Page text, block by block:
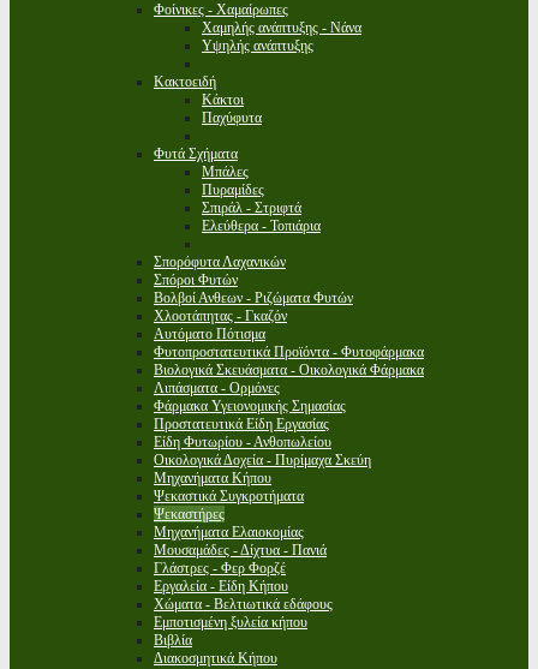
Φοίνικες - Χαμαίρωπες
Χαμηλής ανάπτυξης - Νάνα
Υψηλής ανάπτυξης
Κακτοειδή
Κάκτοι
Παχύφυτα
Φυτά Σχήματα
Μπάλες
Πυραμίδες
Σπιράλ - Στριφτά
Ελεύθερα - Τοπιάρια
Σπορόφυτα Λαχανικών
Σπόροι Φυτών
Βολβοί Ανθεων - Ριζώματα Φυτών
Χλοοτάπητας - Γκαζόν
Αυτόματο Πότισμα
Φυτοπροστατευτικά Προϊόντα - Φυτοφάρμακα
Βιολογικά Σκευάσματα - Οικολογικά Φάρμακα
Λιπάσματα - Ορμόνες
Φάρμακα Υγειονομικής Σημασίας
Προστατευτικά Είδη Εργασίας
Είδη Φυτωρίου - Ανθοπωλείου
Οικολογικά Δοχεία - Πυρίμαχα Σκεύη
Μηχανήματα Κήπου
Ψεκαστικά Συγκροτήματα
Ψεκαστήρες
Μηχανήματα Ελαιοκομίας
Μουσαμάδες - Δίχτυα - Πανιά
Γλάστρες - Φερ Φορζέ
Εργαλεία - Είδη Κήπου
Χώματα - Βελτιωτικά εδάφους
Εμποτισμένη ξυλεία κήπου
Βιβλία
Διακοσμητικά Κήπου